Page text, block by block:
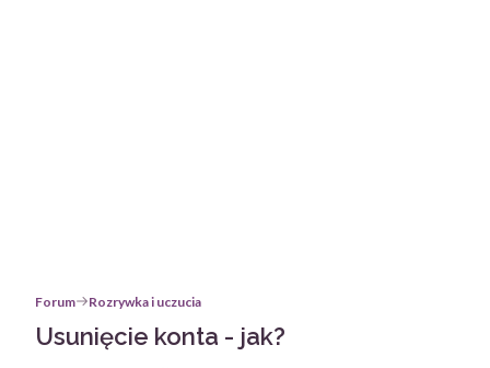
Forum Rozrywka i uczucia
Usunięcie konta - jak?